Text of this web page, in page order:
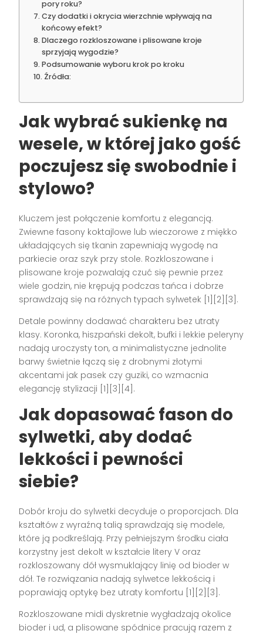
pory roku?
Czy dodatki i okrycia wierzchnie wpływają na
końcowy efekt?
Dlaczego rozkloszowane i plisowane kroje
sprzyjają wygodzie?
Podsumowanie wyboru krok po kroku
Źródła:
Jak wybrać sukienkę na
wesele, w której jako gość
poczujesz się swobodnie i
stylowo?
Kluczem jest połączenie komfortu z elegancją.
Zwiewne fasony koktajlowe lub wieczorowe z miękko
układających się tkanin zapewniają wygodę na
parkiecie oraz szyk przy stole. Rozkloszowane i
plisowane kroje pozwalają czuć się pewnie przez
wiele godzin, nie krępują podczas tańca i dobrze
sprawdzają się na różnych typach sylwetek [1][2][3].
Detale powinny dodawać charakteru bez utraty
klasy. Koronka, hiszpański dekolt, bufki i lekkie peleryny
nadają uroczysty ton, a minimalistyczne jednolite
barwy świetnie łączą się z drobnymi złotymi
akcentami jak pasek czy guziki, co wzmacnia
elegancję stylizacji [1][3][4].
Jak dopasować fason do
sylwetki, aby dodać
lekkości i pewności
siebie?
Dobór kroju do sylwetki decyduje o proporcjach. Dla
kształtów z wyraźną talią sprawdzają się modele,
które ją podkreślają. Przy pełniejszym środku ciała
korzystny jest dekolt w kształcie litery V oraz
rozkloszowany dół wysmuklający linię od bioder w
dół. Te rozwiązania nadają sylwetce lekkością i
poprawiają optykę bez utraty komfortu [1][2][3].
Rozkloszowane midi dyskretnie wygładzają okolice
bioder i ud, a plisowane spódnice pracują razem z